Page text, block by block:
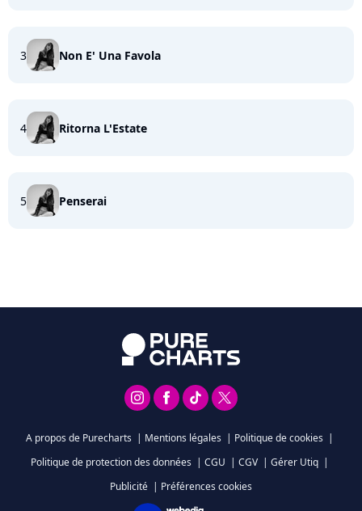
3 Non E' Una Favola
4 Ritorna L'Estate
5 Penserai
A propos de Purecharts | Mentions légales | Politique de cookies |
Politique de protection des données | CGU | CGV | Gérer Utiq |
Publicité | Préférences cookies